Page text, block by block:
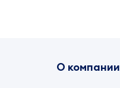
О компании